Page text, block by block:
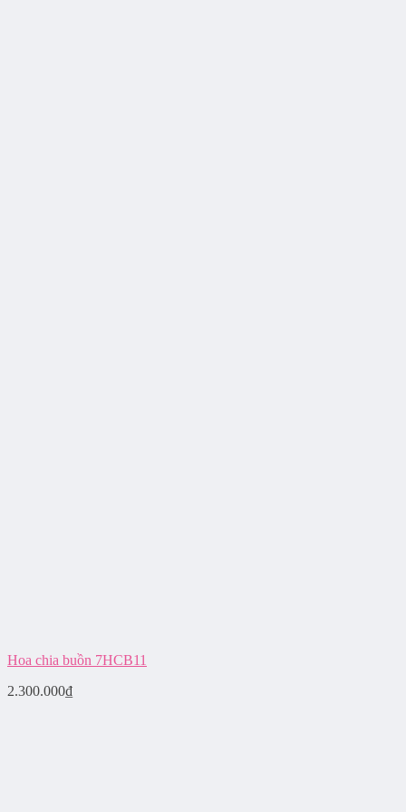
Hoa chia buồn 7HCB11
2.300.000₫